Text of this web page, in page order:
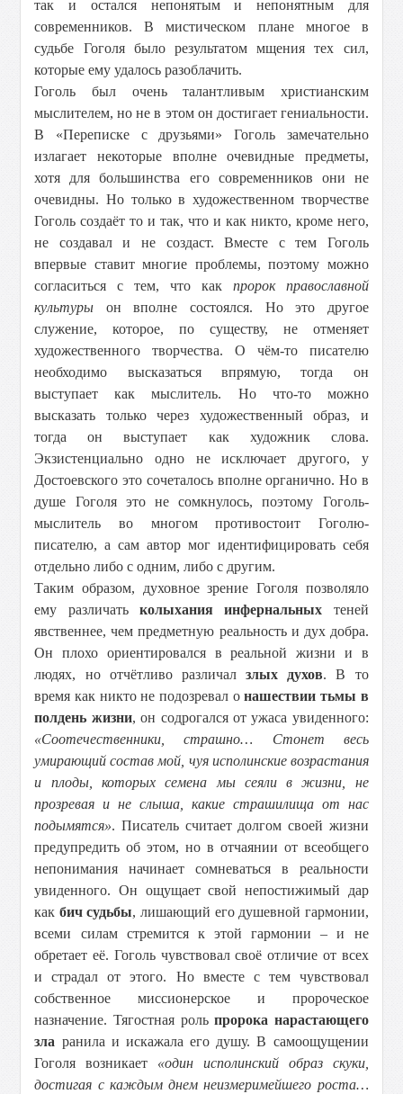
так и остался непонятым и непонятным для
современников. В мистическом плане многое в
судьбе Гоголя было результатом мщения тех сил,
которые ему удалось разоблачить.
Гоголь был очень талантливым христианским
мыслителем, но не в этом он достигает гениальности.
В «Переписке с друзьями» Гоголь замечательно
излагает некоторые вполне очевидные предметы,
хотя для большинства его современников они не
очевидны. Но только в художественном творчестве
Гоголь создаёт то и так, что и как никто, кроме него,
не создавал и не создаст. Вместе с тем Гоголь
впервые ставит многие проблемы, поэтому можно
согласиться с тем, что как пророк православной
культуры он вполне состоялся. Но это другое
служение, которое, по существу, не отменяет
художественного творчества. О чём-то писателю
необходимо высказаться впрямую, тогда он
выступает как мыслитель. Но что-то можно
высказать только через художественный образ, и
тогда он выступает как художник слова.
Экзистенциально одно не исключает другого, у
Достоевского это сочеталось вполне органично. Но в
душе Гоголя это не сомкнулось, поэтому Гоголь-
мыслитель во многом противостоит Гоголю-
писателю, а сам автор мог идентифицировать себя
отдельно либо с одним, либо с другим.
Таким образом, духовное зрение Гоголя позволяло
ему различать колыхания инфернальных теней
явственнее, чем предметную реальность и дух добра.
Он плохо ориентировался в реальной жизни и в
людях, но отчётливо различалзлых духов. В то
время как никто не подозревал онашествии тьмы в
полдень жизни, он содрогался от ужаса увиденного:
«Соотечественники, страшно… Стонет весь
умирающий состав мой, чуя исполинские возрастания
и плоды, которых семена мы сеяли в жизни, не
прозревая и не слыша, какие страшилища от нас
подымятся». Писатель считает долгом своей жизни
предупредить об этом, но в отчаянии от всеобщего
непонимания начинает сомневаться в реальности
увиденного. Он ощущает свой непостижимый дар
как бич судьбы, лишающий его душевной гармонии,
всеми силам стремится к этой гармонии – и не
обретает её. Гоголь чувствовал своё отличие от всех
и страдал от этого. Но вместе с тем чувствовал
собственное миссионерское и пророческое
назначение. Тягостная рольпророка нарастающего
зла ранила и искажала его душу. В самоощущении
Гоголя возникает «один исполинский образ скуки,
достигая с каждым днем неизмеримейшего роста…